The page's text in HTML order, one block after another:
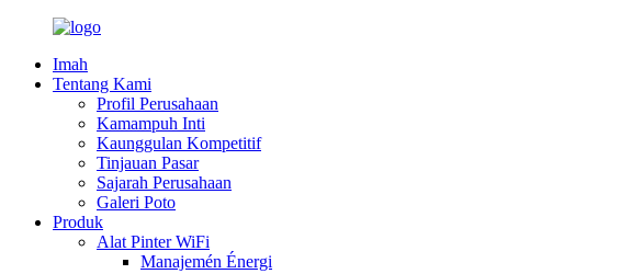
Imah
Tentang Kami
Profil Perusahaan
Kamampuh Inti
Kaunggulan Kompetitif
Tinjauan Pasar
Sajarah Perusahaan
Galeri Poto
Produk
Alat Pinter WiFi
Manajemén Énergi